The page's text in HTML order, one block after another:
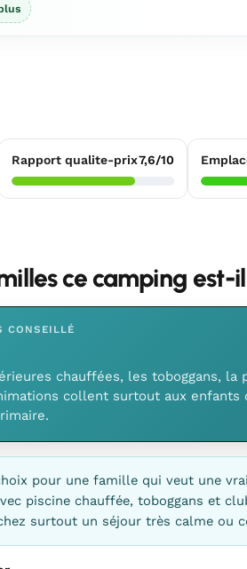
Rapport qualite-prix7,6/10
ce camping
CONSEILLÉ
chauffées, les toboggans, la
collent surtout aux enfants
pour une famille qui veut une
piscine chauffée, toboggans et
surtout un séjour très calme ou